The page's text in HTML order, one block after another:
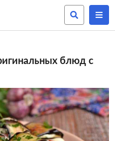
блюд с